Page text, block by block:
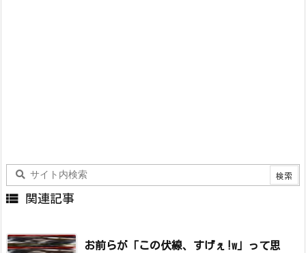
 関連記事
お前らが「この伏線、すげぇ!w」って思